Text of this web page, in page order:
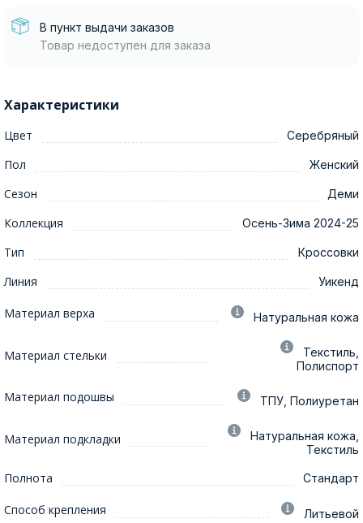
В пункт выдачи заказов
Товар недоступен для заказа
Характеристики
Цвет Серебряный
Пол Женский
Сезон Деми
Коллекция Осень-Зима 2024-25
Тип Кроссовки
Линия Уикенд
Материал верха Натуральная кожа
Материал стельки
Текстиль,
Полиспорт
Материал подошвы ТПУ, Полиуретан
Материал подкладки
Натуральная кожа,
Текстиль
Полнота Стандарт
Способ крепления Литьевой